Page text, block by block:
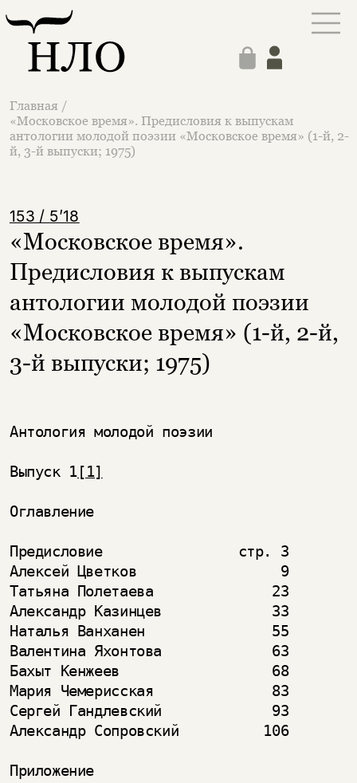
Главная /
«Московское время». Предисловия к выпускам
антологии молодой поэзии «Московское время» (1-й, 2-
й, 3-й выпуски; 1975)
153 / 5’18
«Московское время».
Предисловия к выпускам
антологии молодой поэзии
«Московское время» (1-й, 2-й,
3-й выпуски; 1975)
Антология молодой поэзии
Выпуск 1[1]
Оглавление
Предисловие                стр. 3
Алексей Цветков                 9
Татьяна Полетаева              23
Александр Казинцев             33
Наталья Ванханен               55
Валентина Яхонтова             63
Бахыт Кенжеев                  68
Мария Чемерисская              83
Сергей Гандлевский             93
Александр Сопровский          106
Приложение